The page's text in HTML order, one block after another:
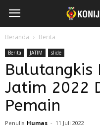
Beranda Berita
Berita JATIM slide
Bulutangkis
Jatim 2022
Pemain
Penulis Humas - 11 Juli 2022